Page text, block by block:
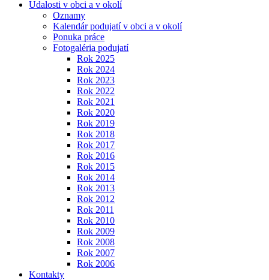
Udalosti v obci a v okolí
Oznamy
Kalendár podujatí v obci a v okolí
Ponuka práce
Fotogaléria podujatí
Rok 2025
Rok 2024
Rok 2023
Rok 2022
Rok 2021
Rok 2020
Rok 2019
Rok 2018
Rok 2017
Rok 2016
Rok 2015
Rok 2014
Rok 2013
Rok 2012
Rok 2011
Rok 2010
Rok 2009
Rok 2008
Rok 2007
Rok 2006
Kontakty